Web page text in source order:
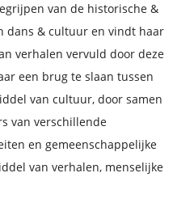
van de historische &
dans & cultuur en vindt haar
verhalen vervuld door deze
een brug te slaan tussen
van cultuur, door samen
van verschillende
en gemeenschappelijke
van verhalen, menselijke